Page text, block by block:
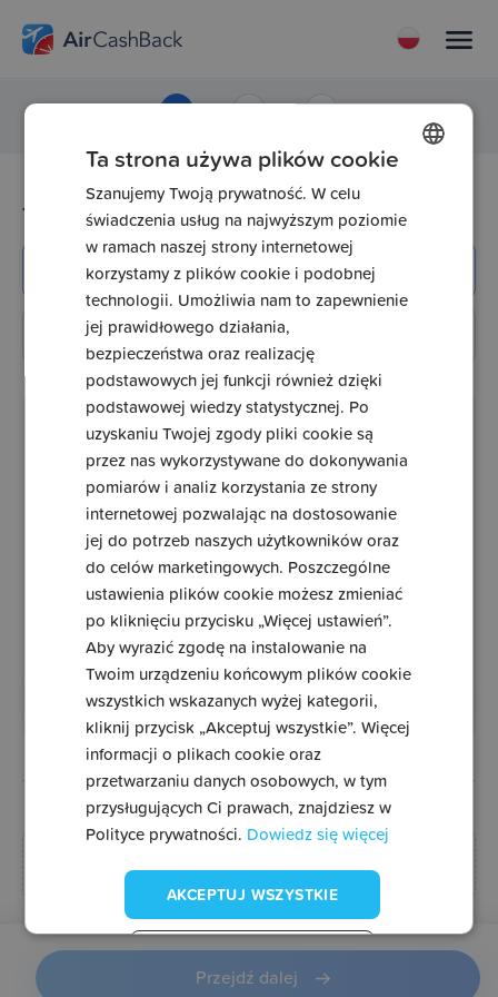
1 2 3
Trasa Twojego lotu
Lot bezpośredni
Lot z przesiadkami
Znajdź lot
Planowa data lotu*
Numer lotu*
Znajdź lot
lub skorzystaj z szybszej metody
Dane lotu uzupełnią się same
Przejdź dalej
SPANISH
ENGLISH
ROMANIAN
RUSSIAN
ITALIAN
Ta strona używa plików cookie
Szanujemy Twoją prywatność. W celu
świadczenia usług na najwyższym poziomie
w ramach naszej strony internetowej
korzystamy z plików cookie i podobnej
technologii. Umożliwia nam to zapewnienie
jej prawidłowego działania,
bezpieczeństwa oraz realizację
podstawowych jej funkcji również dzięki
podstawowej wiedzy statystycznej. Po
uzyskaniu Twojej zgody pliki cookie są
przez nas wykorzystywane do dokonywania
pomiarów i analiz korzystania ze strony
internetowej pozwalając na dostosowanie
jej do potrzeb naszych użytkowników oraz
do celów marketingowych. Poszczególne
ustawienia plików cookie możesz zmieniać
po kliknięciu przycisku „Więcej ustawień”.
Aby wyrazić zgodę na instalowanie na
Twoim urządzeniu końcowym plików cookie
wszystkich wskazanych wyżej kategorii,
kliknij przycisk „Akceptuj wszystkie”. Więcej
informacji o plikach cookie oraz
przetwarzaniu danych osobowych, w tym
przysługujących Ci prawach, znajdziesz w
Polityce prywatności. Dowiedz się więcej
AKCEPTUJ WSZYSTKIE
ODRZUĆ WSZYSTKIE